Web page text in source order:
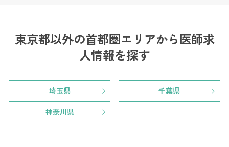
東京都以外の首都圏エリアから医師求
人情報を探す
埼玉県 千葉県
神奈川県